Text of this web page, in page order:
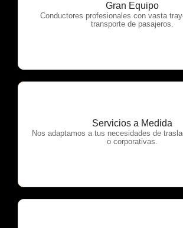
Gran Equipo
Conductores profesionales con vasta
transporte de pasajeros.
OTP Servicios
Servicios a Medida
Nos adaptamos a tus necesidades de
o corporativas.
OTP Servicios